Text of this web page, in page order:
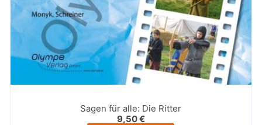
Sagen für alle: Die Ritter
9,50€